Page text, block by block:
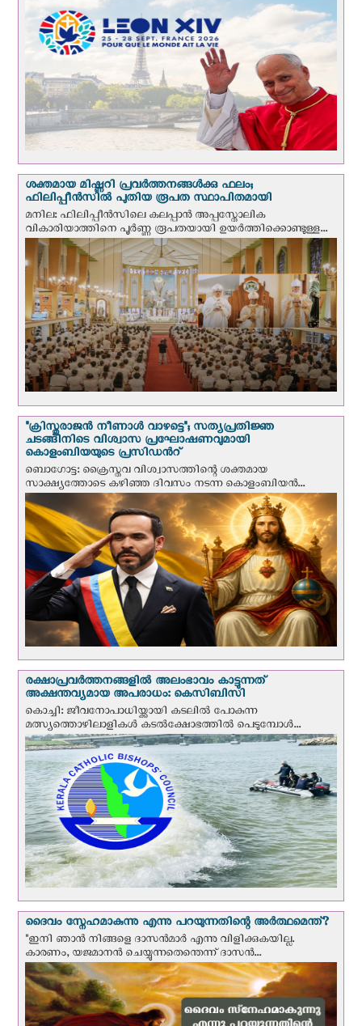
ശക്തമായ മിഷ്ണറി പ്രവർത്തനങ്ങൾക്കു ഫലം;
ഫിലിപ്പീൻസിൽ പുതിയ രൂപത സ്ഥാപിതമായി
മനില: ഫിലിപ്പീൻസിലെ കലപ്പാൻ അപ്പസ്തോലിക
വികാരിയാത്തിനെ പൂർണ്ണ രൂപതയായി ഉയർത്തിക്കൊണ്ടുള്ള...
"ക്രിസ്തുരാജന്‍ നീണാള്‍ വാഴട്ടെ"; സത്യപ്രതിജ്ഞ
ചടങ്ങിനിടെ വിശ്വാസ പ്രഘോഷണവുമായി
കൊളംബിയയുടെ പ്രസിഡന്‍റ്
ബൊഗോട്ട: ക്രൈസ്തവ വിശ്വാസത്തിന്റെ ശക്തമായ
സാക്ഷ്യത്തോടെ കഴിഞ്ഞ ദിവസം നടന്ന കൊളംബിയന്‍...
രക്ഷാപ്രവര്‍ത്തനങ്ങളില്‍ അലംഭാവം കാട്ടുന്നത്
അക്ഷന്തവ്യമായ അപരാധം: കെസിബിസി
കൊച്ചി: ജീവനോപാധിയ്ക്കായി കടലില്‍ പോകുന്ന
മത്സ്യത്തൊഴിലാളികള്‍ കടല്‍ക്ഷോഭത്തില്‍ പെടുമ്പോള്‍...
ദൈവം സ്നേഹമാകുന്നു എന്നു പറയുന്നതിന്റെ അർത്ഥമെന്ത്?
"ഇനി ഞാന്‍ നിങ്ങളെ ദാസന്‍മാര്‍ എന്നു വിളിക്കുകയില്ല.
കാരണം, യജമാനന്‍ ചെയ്യുന്നതെന്തെന്ന് ദാസന്‍...